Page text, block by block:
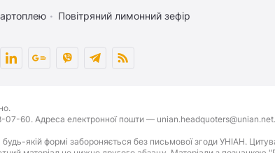
Повітряний лимонний зефір
Адреса електронної пошти — unian.headquoters@unian.net.
якій формі забороняється без письмової згоди УНІАН.